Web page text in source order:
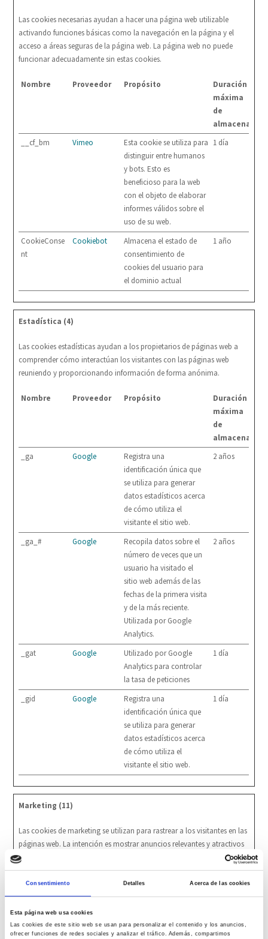
Consentimiento Detalles Acerca de las cookies
Esta página web usa cookies
Las cookies de este sitio web se usan para personalizar el contenido y los anuncios,
ofrecer funciones de redes sociales y analizar el tráfico. Además, compartimos
Las cookies necesarias ayudan a hacer una página web utilizable
activando funciones básicas como la navegación en la página y el
acceso a áreas seguras de la página web. La página web no puede
funcionar adecuadamente sin estas cookies.
Nombre Proveedor Propósito
Duración
máxima
de
__cf_bm
Vimeo
Esta cookie se utiliza para
distinguir entre humanos
y bots. Esto es
beneficioso para la web
con el objeto de elaborar
informes válidos sobre el
uso de su web.
1 día
CookieConse
nt
Cookiebot
Almacena el estado de
consentimiento de
cookies del usuario para
el dominio actual
1 año
Estadística (4)
Las cookies estadísticas ayudan a los propietarios de páginas web a
comprender cómo interactúan los visitantes con las páginas web
reuniendo y proporcionando información de forma anónima.
Nombre Proveedor Propósito
Duración
máxima
de
_ga
Google
Registra una
identificación única que
se utiliza para generar
datos estadísticos acerca
de cómo utiliza el
visitante el sitio web.
2 años
_ga_# Google
Recopila datos sobre el
número de veces que un
usuario ha visitado el
sitio web además de las
fechas de la primera visita
y de la más reciente.
Utilizada por Google
Analytics.
2 años
_gat Google
Utilizado por Google
Analytics para controlar
la tasa de peticiones
1 día
_gid Google
Registra una
identificación única que
se utiliza para generar
datos estadísticos acerca
de cómo utiliza el
visitante el sitio web.
1 día
Marketing (11)
Las cookies de marketing se utilizan para rastrear a los visitantes en las
páginas web. La intención es mostrar anuncios relevantes y atractivos
para el usuario individual, y por lo tanto, más valiosos para los
editores y terceros anunciantes.
Nombre Proveedor Propósito
Duración
de